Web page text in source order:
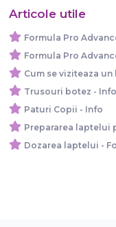
Articole utile
Formula Pro
Formula Pro
Cum se viziteaza
Trusouri botez -
Paturi Copii - Info
Prepararea laptelui
Dozarea laptelui -